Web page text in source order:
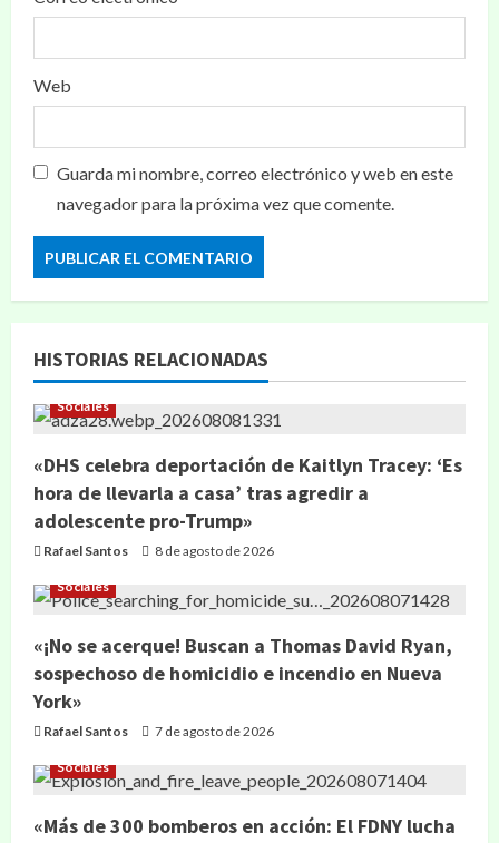
Web
Guarda mi nombre, correo electrónico y web en este
navegador para la próxima vez que comente.
HISTORIAS RELACIONADAS
Sociales
«DHS celebra deportación de Kaitlyn Tracey: ‘Es
hora de llevarla a casa’ tras agredir a
adolescente pro-Trump»
Rafael Santos 8 de agosto de 2026
Sociales
«¡No se acerque! Buscan a Thomas David Ryan,
sospechoso de homicidio e incendio en Nueva
York»
Rafael Santos 7 de agosto de 2026
Sociales
«Más de 300 bomberos en acción: El FDNY lucha